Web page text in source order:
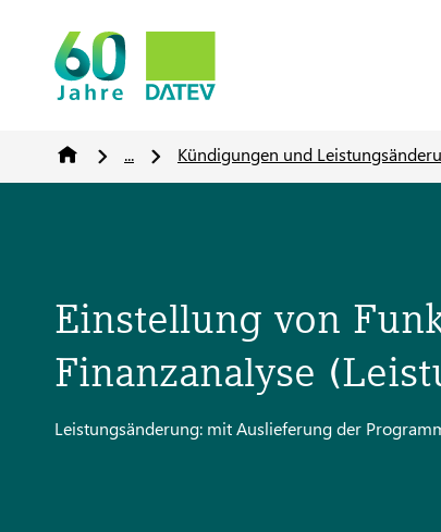
... Kündigungen und
Einstellung von
Finanzanalyse
Leistungsänderung: mit Auslieferung der